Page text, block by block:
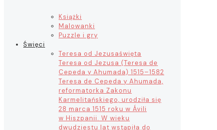
Książki
Malowanki
Puzzle i gry
Święci
Teresa od Jezusaświęta
Teresa od Jezusa (Teresa de
Cepeda y Ahumada) 1515–1582
Teresa de Cepeda y Ahumada,
reformatorka Zakonu
Karmelitańskiego, urodziła się
28 marca 1515 roku w Ávili
w Hiszpanii. W wieku
dwudziestu lat wstąpiła do